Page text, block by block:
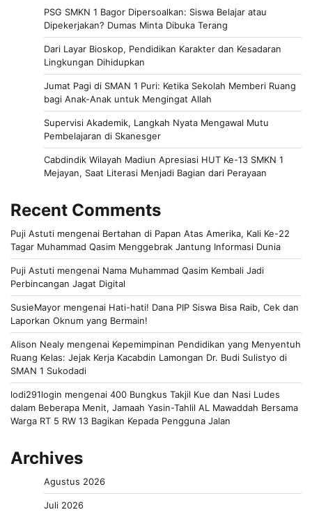
PSG SMKN 1 Bagor Dipersoalkan: Siswa Belajar atau
Dipekerjakan? Dumas Minta Dibuka Terang
Dari Layar Bioskop, Pendidikan Karakter dan Kesadaran
Lingkungan Dihidupkan
Jumat Pagi di SMAN 1 Puri: Ketika Sekolah Memberi Ruang
bagi Anak-Anak untuk Mengingat Allah
Supervisi Akademik, Langkah Nyata Mengawal Mutu
Pembelajaran di Skanesger
Cabdindik Wilayah Madiun Apresiasi HUT Ke-13 SMKN 1
Mejayan, Saat Literasi Menjadi Bagian dari Perayaan
Recent Comments
Puji Astuti mengenai Bertahan di Papan Atas Amerika, Kali Ke-22
Tagar Muhammad Qasim Menggebrak Jantung Informasi Dunia
Puji Astuti mengenai Nama Muhammad Qasim Kembali Jadi
Perbincangan Jagat Digital
SusieMayor mengenai Hati-hati! Dana PIP Siswa Bisa Raib, Cek dan
Laporkan Oknum yang Bermain!
Alison Nealy mengenai Kepemimpinan Pendidikan yang Menyentuh
Ruang Kelas: Jejak Kerja Kacabdin Lamongan Dr. Budi Sulistyo di
SMAN 1 Sukodadi
lodi291login mengenai 400 Bungkus Takjil Kue dan Nasi Ludes
dalam Beberapa Menit, Jamaah Yasin-Tahlil AL Mawaddah Bersama
Warga RT 5 RW 13 Bagikan Kepada Pengguna Jalan
Archives
Agustus 2026
Juli 2026